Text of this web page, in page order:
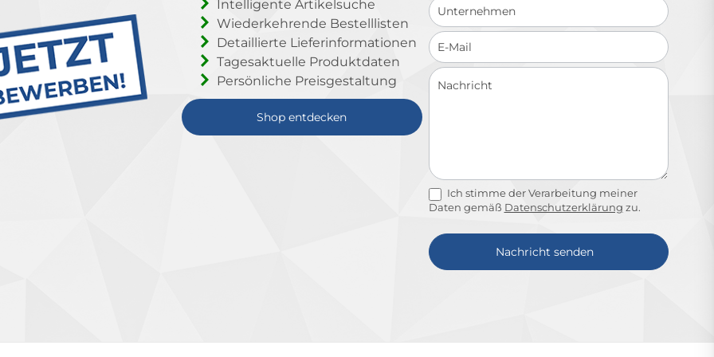
Intelligente Artikelsuche
Wiederkehrende Bestelllisten
Detaillierte Lieferinformationen
Tagesaktuelle Produktdaten
Persönliche Preisgestaltung
Shop entdecken
Ich stimme der Verarbeitung meiner
Daten gemäß Datenschutzerklärung zu.
Nachricht senden